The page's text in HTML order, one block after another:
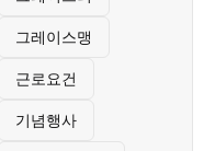
그레이스맹
근로요건
기념행사